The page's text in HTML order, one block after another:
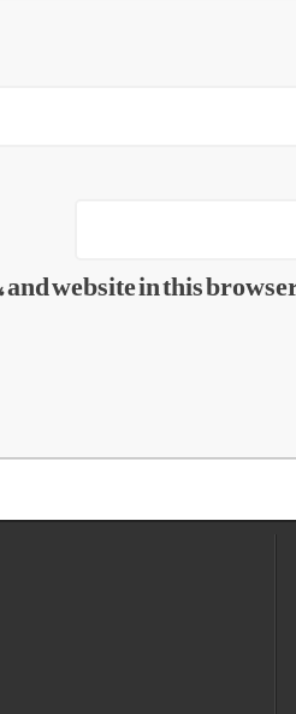
and website in this